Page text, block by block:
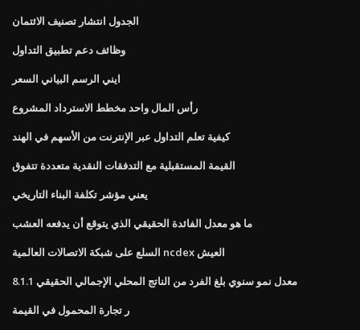
الجدول انتشار تصنيف الائتمان
وظائف دعم تطبيق التداول
ايني الرسم البياني السعر
رأس المال واحد مخطط الاسترداد المشروع
كيفية تعلم التداول عبر الإنترنت من الأسهم في الهند
القيمة المستقبلية مع التدفقات النقدية متعددة تتفوق
يعني مؤشر تكلفة البناء التاريخي
ما هو معدل الفائدة الحقيقي الذي يتوقع أن يدفعه العشب
السلع على شبكة الاتصالات العالمية ncdex العيش
8.1.1 معدل نمو سنوي بلغ الفرد من الناتج المحلي الإجمالي الحقيقي
ر تجارة المحمول في القيمة